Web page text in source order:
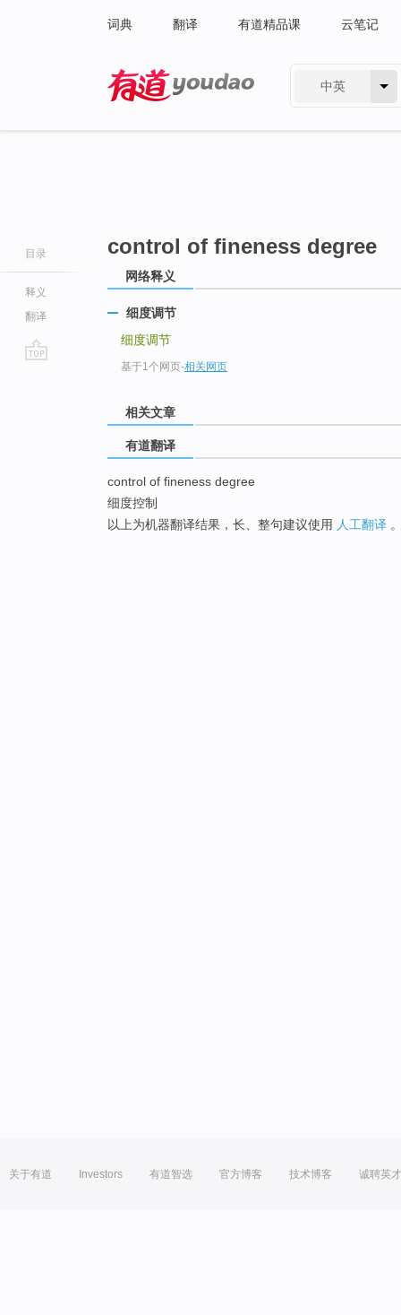
词典 翻译 有道精品课 云笔记
中英
目录
释义
翻译
control of fineness degree
网络释义
细度调节
细度调节
基于1个网页-相关网页
相关文章
有道翻译
control of fineness degree
细度控制
以上为机器翻译结果，长、整句建议使用 人工翻译
关于有道 Investors 有道智选 官方博客 技术博客 诚聘英才